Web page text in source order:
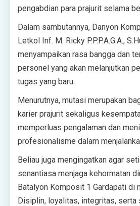
pengabdian para prajurit selama
Dalam sambutannya, Danyon
Letkol Inf. M. Ricky P.P.P.A.G.A.,
menyampaikan rasa bangga dan
personel yang akan melanjutkan
tugas yang baru.
Menurutnya, mutasi merupakan
karier prajurit sekaligus
memperluas pengalaman dan
profesionalisme dalam
Beliau juga mengingatkan agar
senantiasa menjaga kehormatan
Batalyon Komposit 1 Gardapati di
Disiplin, loyalitas, integritas, serta